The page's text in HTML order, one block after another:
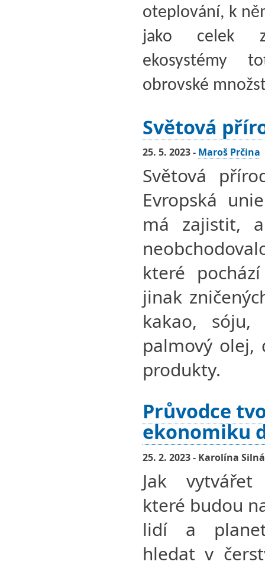
oteplování, k
jako celek
ekosystémy
obrovské
Světová
25. 5. 2023 - Maroš Prčina
Světová
Evropská
má zajistit,
které
jinak
kakao, sóju,
palmový olej,
produkty.
Průvodce
ekonomiku
25. 2. 2023 - Karolína Silná
Jak vytvářet
které budou
lidí a
hledat v